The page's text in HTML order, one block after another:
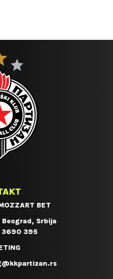
BET
Beograd, Srbija
3690 395